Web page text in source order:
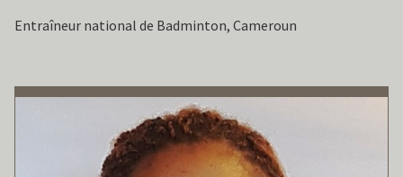
Entraîneur national de Badminton, Cameroun